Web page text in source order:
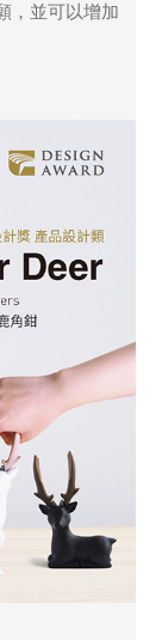
，並可以增加